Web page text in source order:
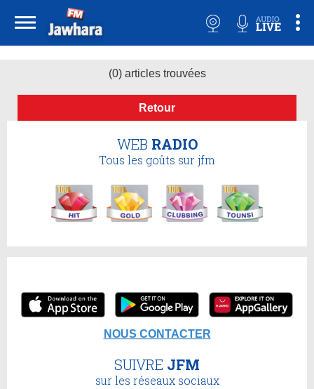
(0) articles trouvées
Retour
WEB RADIO
Tous les goûts sur jfm
NOUS CONTACTER
SUIVRE JFM
sur les réseaux sociaux